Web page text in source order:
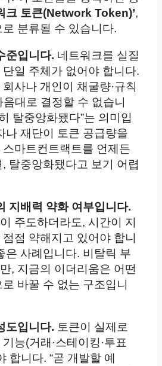
크 토큰(Network Token)’,
분류될 수 있습니다.
준입니다. 네트워크를 실질
일 주체가 없어야 합니다.
사나 개인이 채굴량·규칙
음대로 결정할 수 없습니
탈중앙화됐다”는 의미입
나 재단이 토큰 공급량을
마트컨트랙트를 언제든
탈중앙화됐다고 보기 어렵
지배력 약화 여부입니다.
주도하더라도, 시간이 지
점 약해지고 있어야 합니
은 사례입니다. 비탈릭 부
, 지금의 이더리움은 어떤
바꿀 수 없는 구조입니
도입니다. 토큰이 실제로
능(거래·스테이킹·투표
합니다. “곧 개발할 예